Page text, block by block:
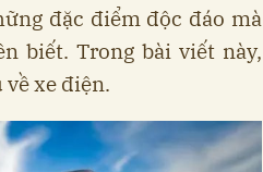
đặc điểm độc đáo mà
biết. Trong bài viết này,
xe điện.